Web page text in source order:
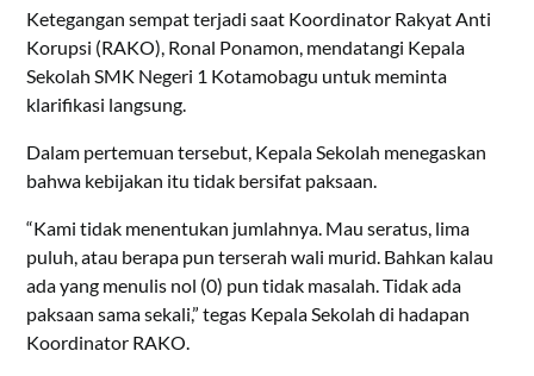
Ketegangan sempat terjadi saat Koordinator Rakyat Anti
Korupsi (RAKO), Ronal Ponamon, mendatangi Kepala
Sekolah SMK Negeri 1 Kotamobagu untuk meminta
klarifikasi langsung.
Dalam pertemuan tersebut, Kepala Sekolah menegaskan
bahwa kebijakan itu tidak bersifat paksaan.
“Kami tidak menentukan jumlahnya. Mau seratus, lima
puluh, atau berapa pun terserah wali murid. Bahkan kalau
ada yang menulis nol (0) pun tidak masalah. Tidak ada
paksaan sama sekali,” tegas Kepala Sekolah di hadapan
Koordinator RAKO.